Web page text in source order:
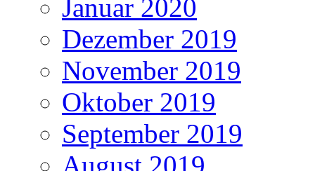
Januar 2020
Dezember 2019
November 2019
Oktober 2019
September 2019